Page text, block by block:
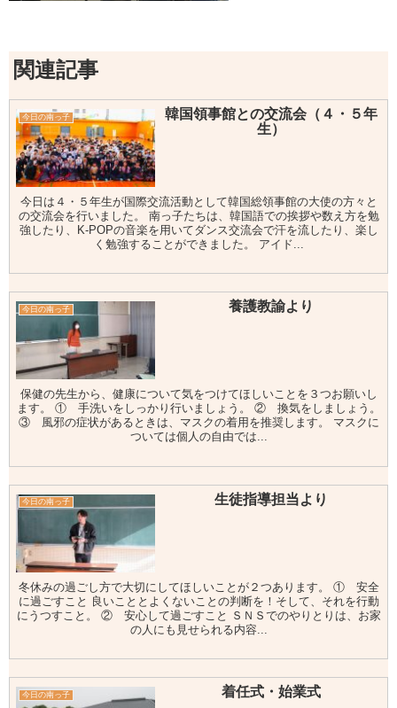
関連記事
今日の南っ子
韓国領事館との交流会（４・５年
生）
今日は４・５年生が国際交流活動として韓国総領事館の大使の方々と
の交流会を行いました。 南っ子たちは、韓国語での挨拶や数え方を勉
強したり、K-POPの音楽を用いてダンス交流会で汗を流したり、楽し
く勉強することができました。 アイド...
今日の南っ子 養護教諭より
保健の先生から、健康について気をつけてほしいことを３つお願いし
ます。 ① 手洗いをしっかり行いましょう。 ② 換気をしましょう。
③ 風邪の症状があるときは、マスクの着用を推奨します。 マスクに
ついては個人の自由では...
今日の南っ子 生徒指導担当より
冬休みの過ごし方で大切にしてほしいことが２つあります。 ① 安全
に過ごすこと 良いこととよくないことの判断を！そして、それを行動
にうつすこと。 ② 安心して過ごすこと ＳＮＳでのやりとりは、お家
の人にも見せられる内容...
今日の南っ子 着任式・始業式